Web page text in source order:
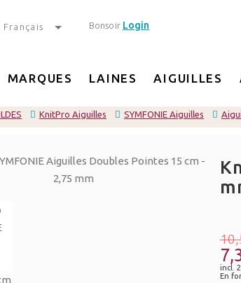
Bonsoir Login
Français
MARQUES LAINES AIGUILLES
KnitPro Aiguilles SYMFONIE Aiguilles
incl.
En